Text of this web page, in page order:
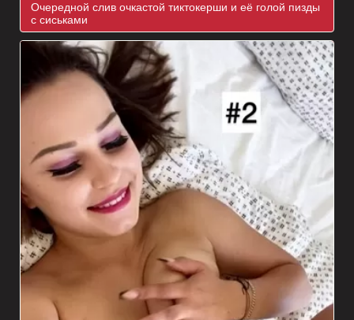
Очередной слив очкастой тиктокерши и её голой пизды
с сиськами